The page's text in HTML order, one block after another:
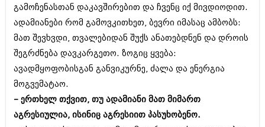
ნოემბერი 0201 (1)
გამოჩენასთან დაკავშირებით და ჩვენც იქ მივდიოდით.
ადამიანები რომ გამოვკითხეთ, ბევრი იმასაც ამბობს:
მათ შევხვდი, თვალებიდან შუქს ანათებდნენ და დროის
შეგრძნება დავკარგეთო. ზოგიც ყვება:
ავადმყოფობისგან განვიკურნე, ძალა და ენერგია
მოგვემატაო.
– ერთხელ თქვით, თუ ადამიანი მათ მიმართ
აგრესიულია, ისინიც აგრესიით პასუხობენო.